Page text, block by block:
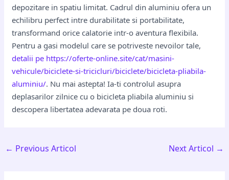
depozitare in spatiu limitat. Cadrul din aluminiu ofera un
echilibru perfect intre durabilitate si portabilitate,
transformand orice calatorie intr-o aventura flexibila.
Pentru a gasi modelul care se potriveste nevoilor tale,
detalii pe https://oferte-online.site/cat/masini-
vehicule/biciclete-si-tricicluri/biciclete/bicicleta-pliabila-
aluminiu/. Nu mai astepta! Ia-ti controlul asupra
deplasarilor zilnice cu o bicicleta pliabila aluminiu si
descopera libertatea adevarata pe doua roti.
← Previous Articol Next Articol →